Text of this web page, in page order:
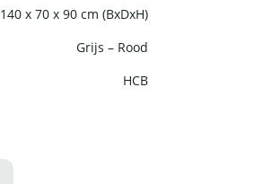
140 x 70 x 90 cm (BxDxH)
Grijs – Rood
HCB